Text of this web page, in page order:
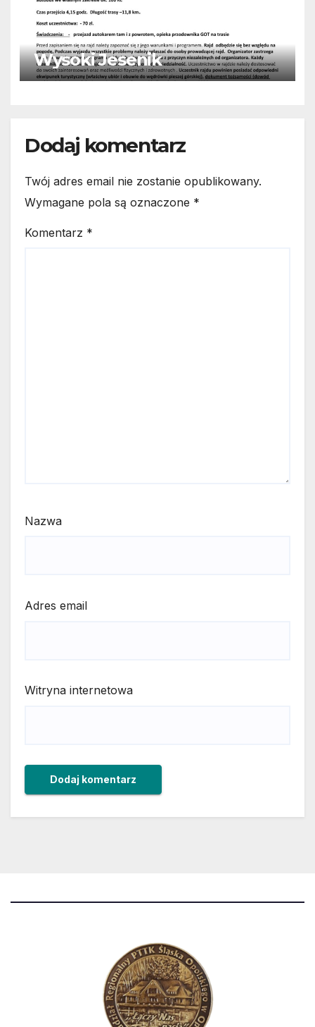
Wysoki Jesenik
Dodaj komentarz
Twój adres email nie zostanie opublikowany.
Wymagane pola są oznaczone *
Komentarz *
Nazwa
Adres email
Witryna internetowa